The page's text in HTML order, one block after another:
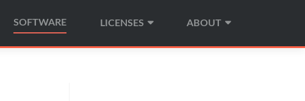
SOFTWARE LICENSES ABOUT